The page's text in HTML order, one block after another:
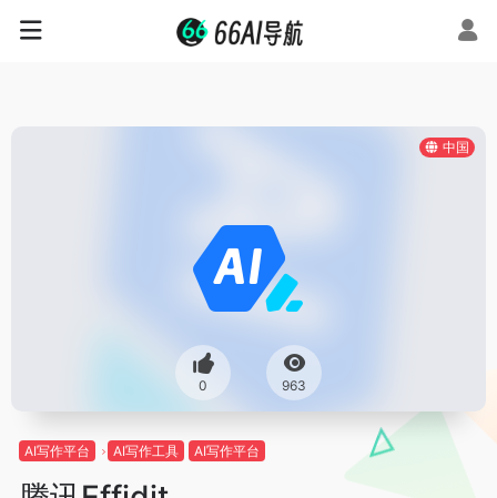
中国
0 963
AI写作平台 AI写作工具 AI写作平台